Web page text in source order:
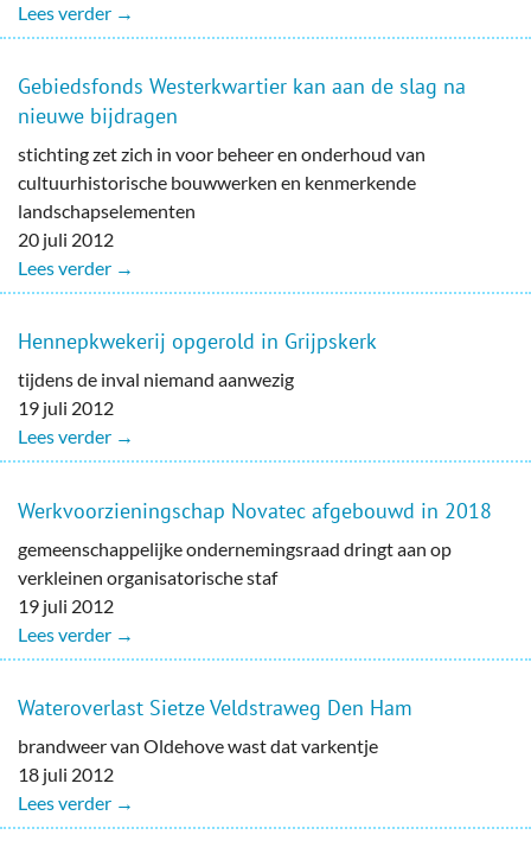
Lees verder →
Gebiedsfonds Westerkwartier kan aan de slag na
nieuwe bijdragen
stichting zet zich in voor beheer en onderhoud van
cultuurhistorische bouwwerken en kenmerkende
landschapselementen
20 juli 2012
Lees verder →
Hennepkwekerij opgerold in Grijpskerk
tijdens de inval niemand aanwezig
19 juli 2012
Lees verder →
Werkvoorzieningschap Novatec afgebouwd in 2018
gemeenschappelijke ondernemingsraad dringt aan op
verkleinen organisatorische staf
19 juli 2012
Lees verder →
Wateroverlast Sietze Veldstraweg Den Ham
brandweer van Oldehove wast dat varkentje
18 juli 2012
Lees verder →